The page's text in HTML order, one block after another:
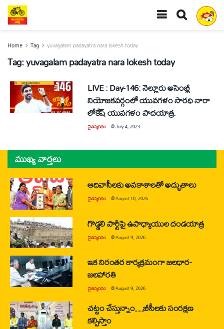
Home Tag yuvagalam padayatra nara lokesh today
Tag:yuvagalam padayatra nara lokesh today
LIVE : Day-146: నెల్లూరు అసెంబ్లీ
నియోజకవర్గంలో యువగళం సారధి నారా
లోకేష్ యువ‌గ‌ళం పాద‌యాత్ర.
చైతన్యరధం @July 4, 2023
ముఖ్య వార్తలు
ఆదివాసీలకు అవకాశాలతో అద్భుతాలు
చైతన్యరధం @August 10, 2026
గొడ్డలి పార్టీపై ఉపాధ్యాయుల దండయాత్ర
చైతన్యరధం @August 9, 2026
ఇక నిరంతర కార్యక్రమంగా జలధార-
జలహారతి
చైతన్యరధం @August 9, 2026
చట్టం చేస్తున్నాం…బీసీలకు సంరక్షణ
కల్పిస్తాం